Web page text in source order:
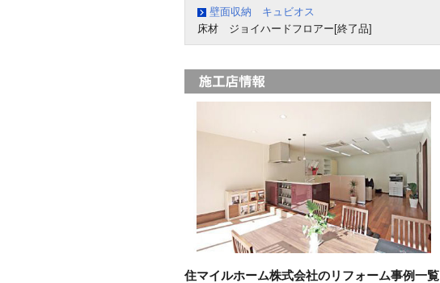
壁面収納 キュビオス
床材 ジョイハードフロアー[終了品]
住マイルホーム株式会社のリフォーム事例一覧